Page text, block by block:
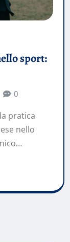
sport:
0
pratica
nello